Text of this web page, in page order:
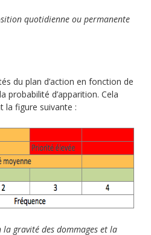
quotidienne ou permanente
du plan d’action en fonction de
probabilité d’apparition. Cela
la figure suivante :
la gravité des dommages et la